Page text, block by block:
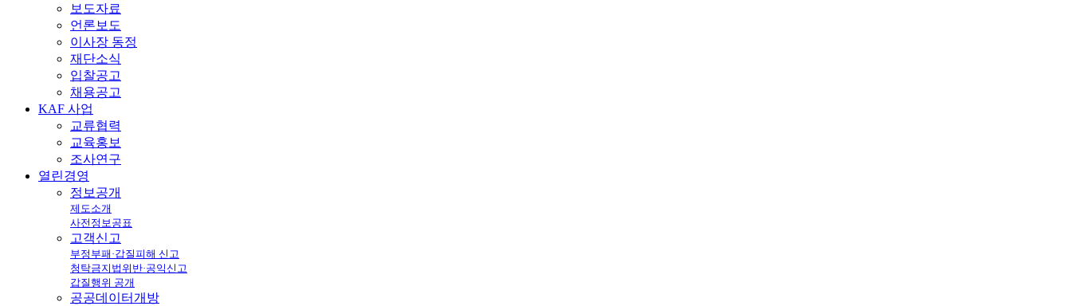
보도자료
언론보도
이사장 동정
재단소식
입찰공고
채용공고
KAF 사업
교류협력
교육홍보
조사연구
열린경영
정보공개
제도소개
사전정보공표
고객신고
부정부패·갑질피해 신고
청탁금지법위반·공익신고
갑질행위 공개
공공데이터개방